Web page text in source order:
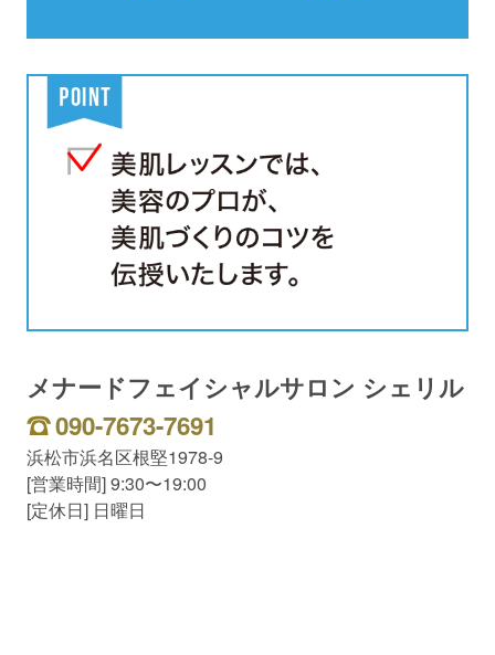
メナードフェイシャルサロン シェリル
090-7673-7691
浜松市浜名区根堅1978-9
[営業時間] 9:30〜19:00
[定休日] 日曜日